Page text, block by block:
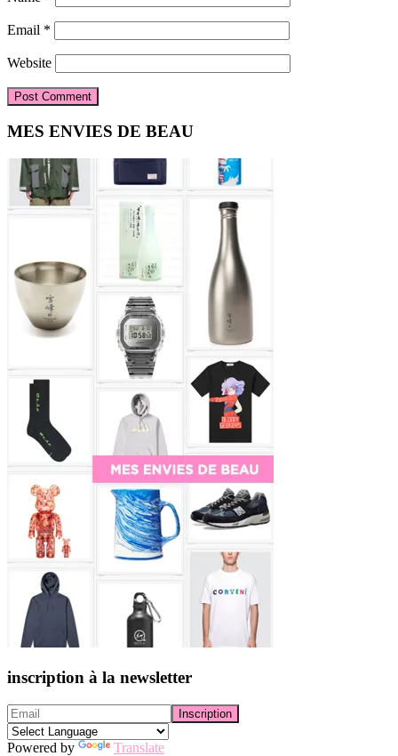
Email *
Website
Primary
Sidebar
MES ENVIES DE BEAU
inscription à la newsletter
Powered by Translate